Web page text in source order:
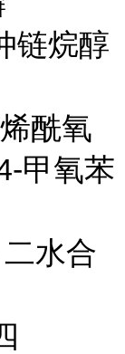
链烷醇
酰氧
甲氧苯
水合